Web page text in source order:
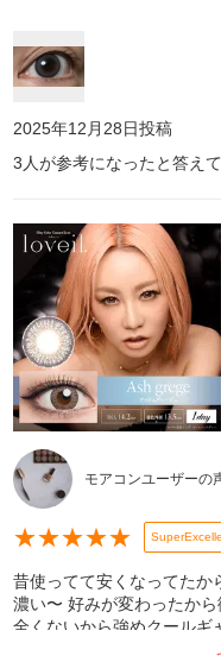
2025年12月28日投稿
3 人が参考になったと答え
モアコンユーザーの
★★★★★
昔使ってて安くなってたか
濃い〜 好みが変わったか
全くないから強めクールギ